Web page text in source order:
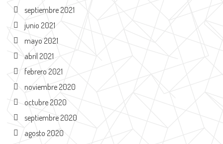
septiembre 2021
junio 2021
mayo 2021
abril 2021
febrero 2021
noviembre 2020
octubre 2020
septiembre 2020
agosto 2020